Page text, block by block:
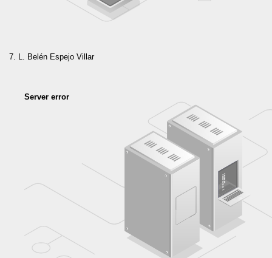
L. Belén Espejo Villar
Server error